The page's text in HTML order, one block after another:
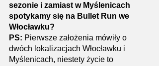
sezonie i zamiast w Myślenicach
spotykamy się na Bullet Run we
Włocławku?
PS: Pierwsze założenia mówiły o
dwóch lokalizacjach Włocławku i
Myślenicach, niestety życie to